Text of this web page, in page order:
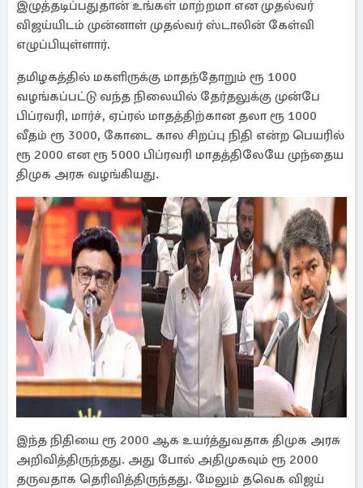
இழுத்தடிப்பதுதான் உங்கள் மாற்றமா என முதல்வர்
விஜய்யிடம் முன்னாள் முதல்வர் ஸ்டாலின் கேள்வி
எழுப்பியுள்ளார்.
தமிழகத்தில் மகளிருக்கு மாதந்தோறும் ரூ 1000
வழங்கப்பட்டு வந்த நிலையில் தேர்தலுக்கு முன்பே
பிப்ரவரி, மார்ச், ஏப்ரல் மாதத்திற்கான தலா ரூ 1000
வீதம் ரூ 3000, கோடை கால சிறப்பு நிதி என்ற பெயரில்
ரூ 2000 என ரூ 5000 பிப்ரவரி மாதத்திலேயே முந்தைய
திமுக அரசு வழங்கியது.
இந்த நிதியை ரூ 2000 ஆக உயர்த்துவதாக திமுக அரசு
அறிவித்திருந்தது. அது போல் அதிமுகவும் ரூ 2000
தருவதாக தெரிவித்திருந்தது. மேலும் தவெக விஜய்